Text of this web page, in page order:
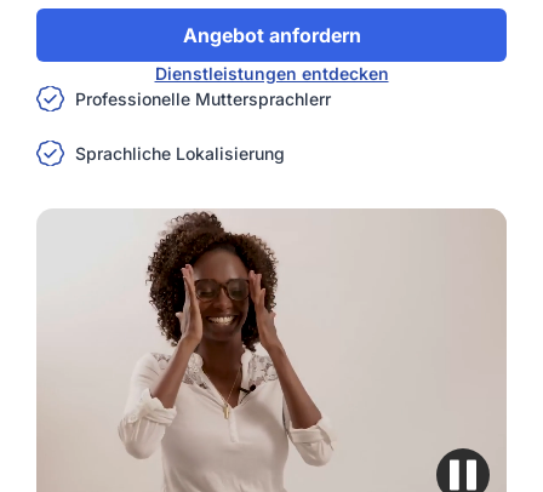
Angebot anfordern
Dienstleistungen entdecken
Professionelle Muttersprachlerr
Sprachliche Lokalisierung